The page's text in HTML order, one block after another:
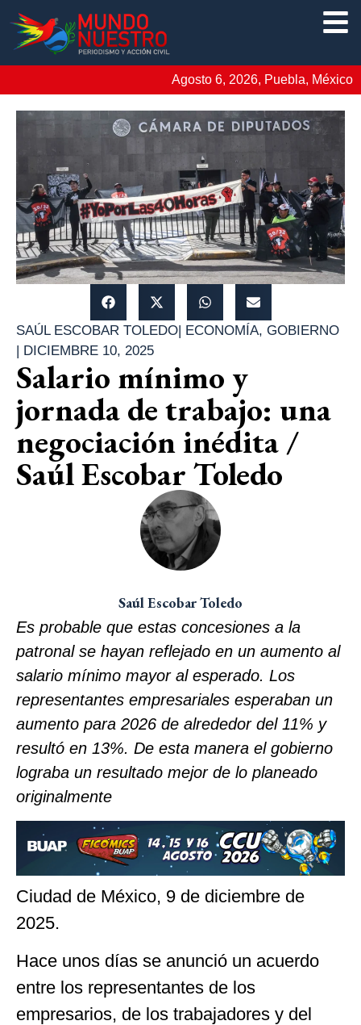
Agosto 6, 2026, Puebla, México
SAÚL ESCOBAR TOLEDO| ECONOMÍA, GOBIERNO
| DICIEMBRE 10, 2025
Salario mínimo y
jornada de trabajo: una
negociación inédita /
Saúl Escobar Toledo
Saúl Escobar Toledo
Es probable que estas concesiones a la
patronal se hayan reflejado en un aumento al
salario mínimo mayor al esperado. Los
representantes empresariales esperaban un
aumento para 2026 de alrededor del 11% y
resultó en 13%. De esta manera el gobierno
lograba un resultado mejor de lo planeado
originalmente
Ciudad de México, 9 de diciembre de
2025.
Hace unos días se anunció un acuerdo
entre los representantes de los
empresarios, de los trabajadores y del